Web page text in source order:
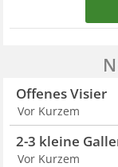
Offenes Visier
Vor Kurzem
2-3 kleine
Vor Kurzem